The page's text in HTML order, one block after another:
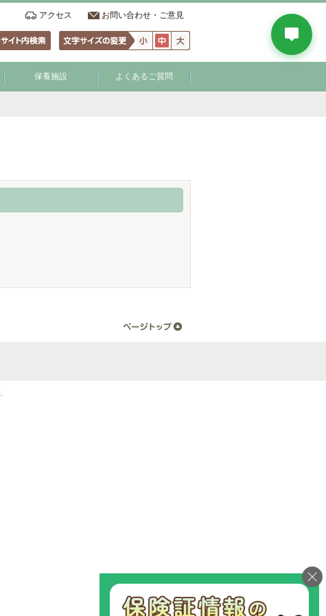
アクセス お問い合わせ・ご意見
保養施設 よくあるご質問
.